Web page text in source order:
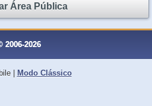
Área Pública
2006-2026
| Modo Clássico